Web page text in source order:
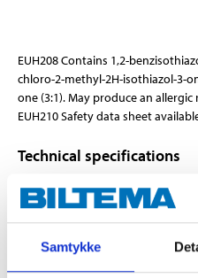
Samtykke
EUH208 Contains 1,2-
chloro-2-methyl-2H-isothiazol-3-
one (3:1). May produce an allergic
EUH210 Safety data sheet
Technical specifications
Volume